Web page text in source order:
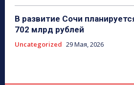
В развитие Сочи
702 млрд рублей
Uncategorized 29 Мая, 2026